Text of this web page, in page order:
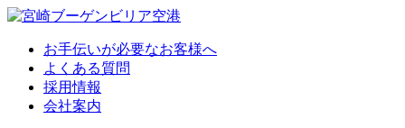
お手伝いが必要なお客様へ
よくある質問
採用情報
会社案内